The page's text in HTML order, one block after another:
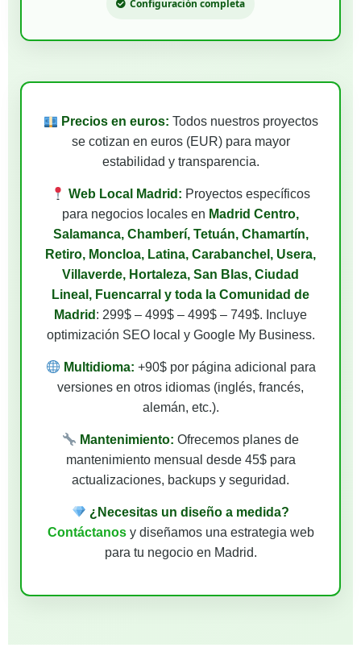
Configuración completa
Precios en euros: Todos nuestros proyectos
se cotizan en euros (EUR) para mayor
estabilidad y transparencia.
Web Local Madrid: Proyectos específicos
para negocios locales en Madrid Centro,
Salamanca, Chamberí, Tetuán, Chamartín,
Retiro, Moncloa, Latina, Carabanchel, Usera,
Villaverde, Hortaleza, San Blas, Ciudad
Lineal, Fuencarral y toda la Comunidad de
Madrid : 299$ – 499$ – 499$ – 749$. Incluye
optimización SEO local y Google My Business.
Multidioma: +90$ por página adicional para
versiones en otros idiomas (inglés, francés,
alemán, etc.).
Mantenimiento: Ofrecemos planes de
mantenimiento mensual desde 45$ para
actualizaciones, backups y seguridad.
¿Necesitas un diseño a medida?
Contáctanosy diseñamos una estrategia web
para tu negocio en Madrid.